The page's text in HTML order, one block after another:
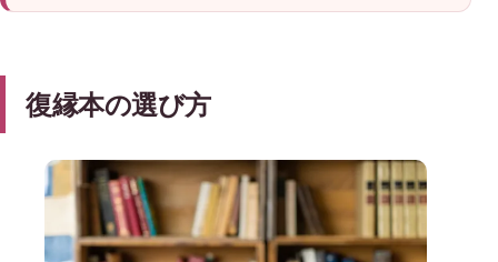
復縁本の選び方